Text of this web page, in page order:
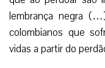
lembrança negra
colombianos que
vidas a partir do